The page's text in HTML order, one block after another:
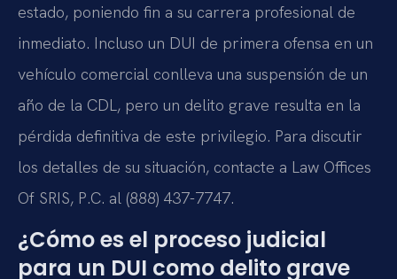
estado, poniendo fin a su carrera profesional de
inmediato. Incluso un DUI de primera ofensa en un
vehículo comercial conlleva una suspensión de un
año de la CDL, pero un delito grave resulta en la
pérdida definitiva de este privilegio. Para discutir
los detalles de su situación, contacte a Law Offices
Of SRIS, P.C. al (888) 437-7747.
¿Cómo es el proceso judicial
para un DUI como delito grave